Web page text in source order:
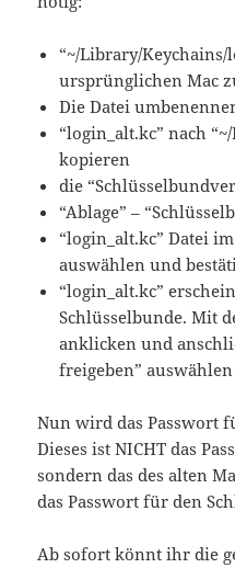
“~/Library/
ursprünglichen Mac
Die Datei
“login_alt.kc” nach
kopieren
die
“Ablage” –
“login_alt.kc” Datei
auswählen und
“login_alt.kc”
Schlüsselbunde. Mit
anklicken und
freigeben” auswählen
Nun wird das Passwort
Dieses ist NICHT das
sondern das des alten
das Passwort für den
Ab sofort könnt ihr die